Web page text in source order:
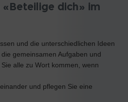
dich» im
und die unterschiedlichen Ideen
gemeinsamen Aufgaben und
alle zu Wort kommen, wenn
und pflegen Sie eine